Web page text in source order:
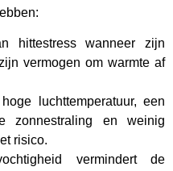
hittestress wanneer zijn
vermogen om warmte af
luchttemperatuur, een
zonnestraling en weinig
risico.
vermindert de